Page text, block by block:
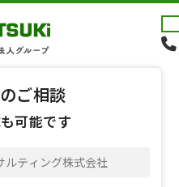
ご相談
可能です